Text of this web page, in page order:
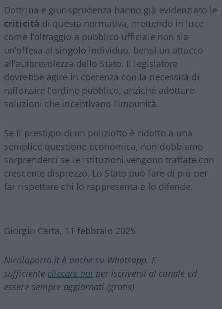
Dottrina e giurisprudenza hanno già evidenziato le
criticità di questa normativa, mettendo in luce
come l’oltraggio a pubblico ufficiale non sia
un’offesa al singolo individuo, bensì un attacco
all’autorevolezza dello Stato. Il legislatore
dovrebbe agire in coerenza con la necessità di
rafforzare l’ordine pubblico, anziché adottare
soluzioni che incentivano l’impunità.
Se il prestigio di un poliziotto è ridotto a una
semplice questione economica, non dobbiamo
sorprenderci se le istituzioni vengono trattate con
crescente disprezzo. Lo Stato può fare di più per
far rispettare chi lo rappresenta e lo difende.
Giorgio Carta, 11 febbraio 2025
Nicolaporro.it è anche su Whatsapp. È
sufficiente cliccare qui per iscriversi al canale ed
essere sempre aggiornati (gratis)